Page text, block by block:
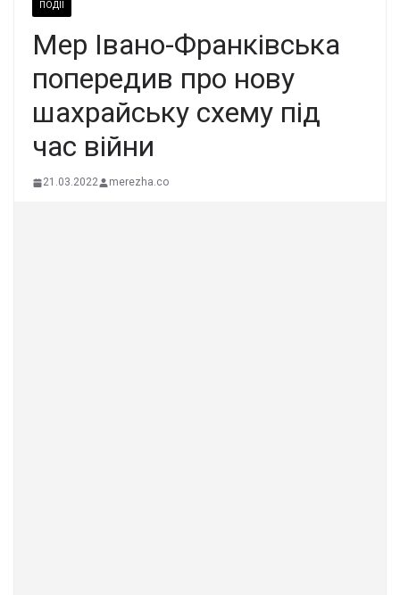
ПОДІЇ
Мер Івано-Франківська
попередив про нову
шахрайську схему під
час війни
21.03.2022 merezha.co